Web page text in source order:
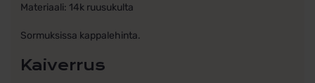
Materiaali: 14k ruusukulta
Sormuksissa kappalehinta.
Kaiverrus